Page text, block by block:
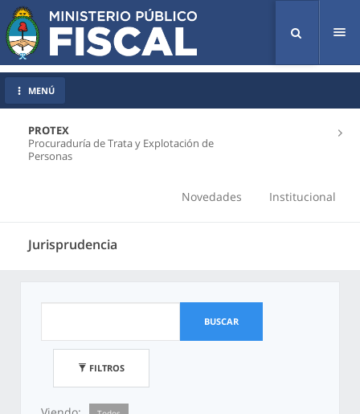
PROTEX
Procuraduría de Trata y Explotación de
Personas
Novedades Institucional
Jurisprudencia
MENÚ
BUSCAR
FILTROS